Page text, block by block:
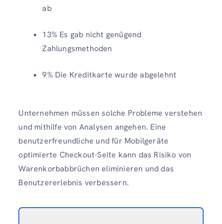
ab
13% Es gab nicht genügend
Zahlungsmethoden
9% Die Kreditkarte wurde abgelehnt
Unternehmen müssen solche Probleme verstehen
und mithilfe von Analysen angehen. Eine
benutzerfreundliche und für Mobilgeräte
optimierte Checkout-Seite kann das Risiko von
Warenkorbabbrüchen eliminieren und das
Benutzererlebnis verbessern.